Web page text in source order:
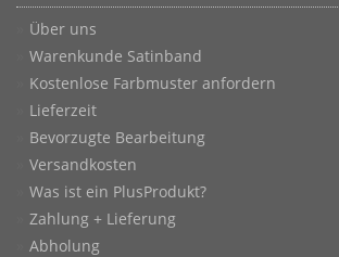
Über uns
Warenkunde Satinband
Kostenlose Farbmuster anfordern
Lieferzeit
Bevorzugte Bearbeitung
Versandkosten
Was ist ein PlusProdukt?
Zahlung + Lieferung
Abholung